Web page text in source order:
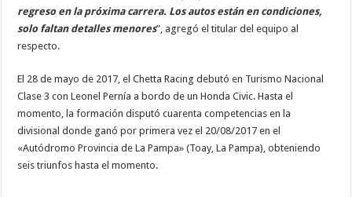
regreso en la próxima carrera. Los autos están en condiciones,
solo faltan detalles menores”, agregó el titular del equipo al
respecto.
El 28 de mayo de 2017, el Chetta Racing debutó en Turismo Nacional
Clase 3 con Leonel Pernía a bordo de un Honda Civic. Hasta el
momento, la formación disputó cuarenta competencias en la
divisional donde ganó por primera vez el 20/08/2017 en el
«Autódromo Provincia de La Pampa» (Toay, La Pampa), obteniendo
seis triunfos hasta el momento.